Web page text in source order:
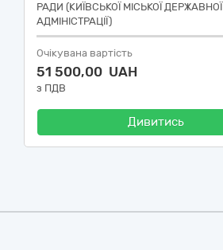
РАДИ (КИЇВСЬКОЇ МІСЬКОЇ ДЕРЖАВНОЇ
АДМІНІСТРАЦІЇ)
Очікувана вартість
51 500,00 UAH
з ПДВ
Дивитись